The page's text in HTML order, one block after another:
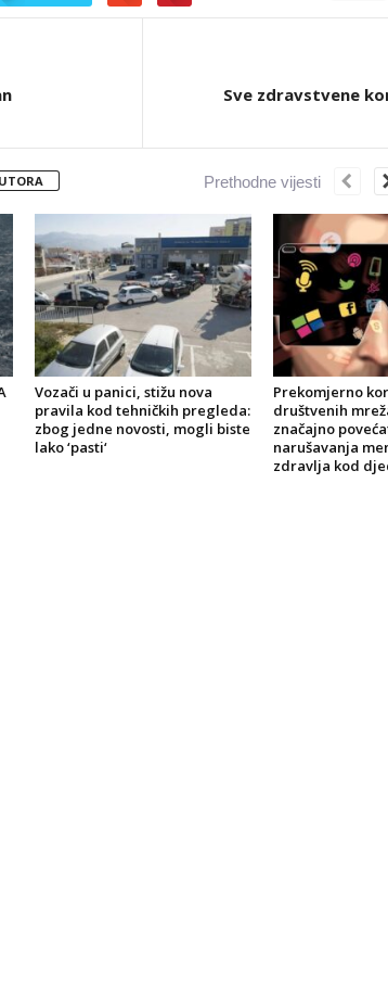
Sve zdravstvene
Vozači u panici, stižu nova
pravila kod tehničkih pregleda:
zbog jedne novosti, mogli biste
lako ‘pasti‘
Prekomjerno
društvenih
značajno
narušavanja
zdravlja kod
Prethodne vijesti